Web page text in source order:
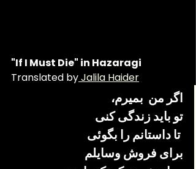
"If I Must Die" in Hazaragi
Translated by Jalila Haider
اگر من  بمیرم،
تو باید زندگی کنی
برای فروش وسایلم